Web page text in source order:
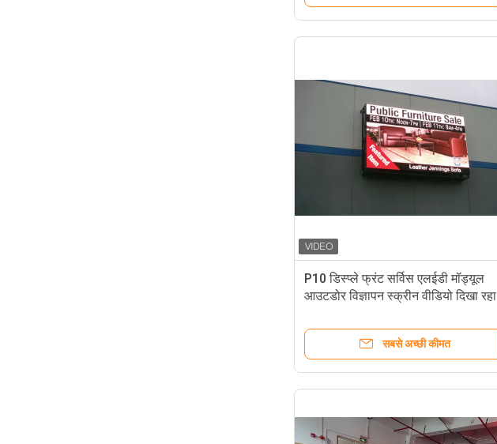
P10 डिस्प्ले फ्रंट सर्विस एलईडी मॉड्यूल
आउटडोर विज्ञापन स्क्रीन वीडियो दिखा रहा
सबसे अच्छी कीमत